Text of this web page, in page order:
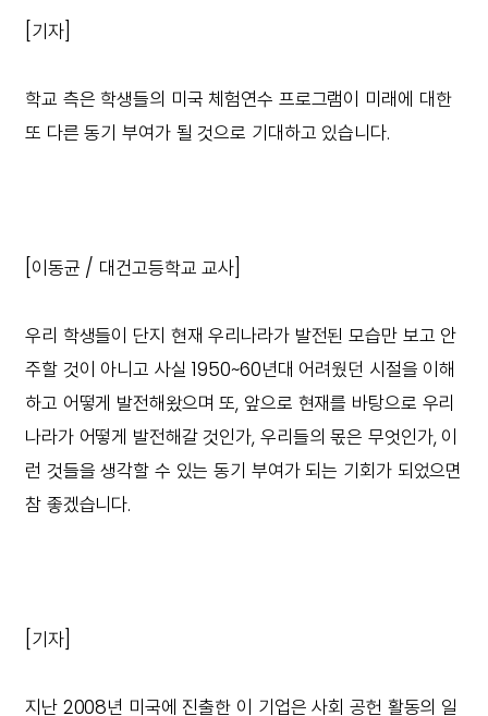
[기자]
학교 측은 학생들의 미국 체험연수 프로그램이 미래에 대한
또 다른 동기 부여가 될 것으로 기대하고 있습니다.
[이동균 / 대건고등학교 교사]
우리 학생들이 단지 현재 우리나라가 발전된 모습만 보고 안
주할 것이 아니고 사실 1950~60년대 어려웠던 시절을 이해
하고 어떻게 발전해왔으며 또, 앞으로 현재를 바탕으로 우리
나라가 어떻게 발전해갈 것인가, 우리들의 몫은 무엇인가, 이
런 것들을 생각할 수 있는 동기 부여가 되는 기회가 되었으면
참 좋겠습니다.
[기자]
지난 2008년 미국에 진출한 이 기업은 사회 공헌 활동의 일